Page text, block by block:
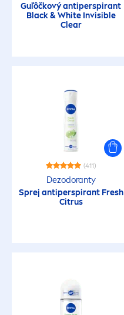
Guľôčkový antiperspirant
Black&WhiteInvisible
Clear
(411)
Dezodoranty
Sprej antiperspirant Fresh
Citrus